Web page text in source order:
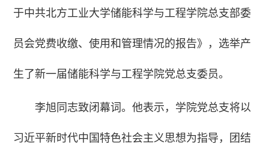
于中共北方工业大学储能科学与工程学院总支部委
员会党费收缴、使用和管理情况的报告》，选举产
生了新一届储能科学与工程学院党总支委员。
李旭同志致闭幕词。他表示，学院党总支将以
习近平新时代中国特色社会主义思想为指导，团结